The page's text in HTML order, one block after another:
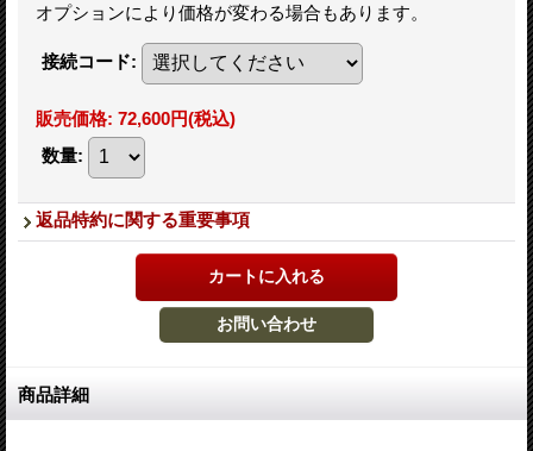
オプションにより価格が変わる場合もあります。
接続コード:
販売価格: 72,600円(税込)
数量:
返品特約に関する重要事項
商品詳細